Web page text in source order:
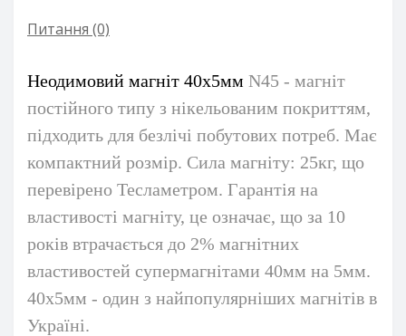
Питання (0)
Неодимовий магніт 40х5мм N45 - магніт
постійного типу з нікельованим покриттям,
підходить для безлічі побутових потреб. Має
компактний розмір. Сила магніту: 25кг, що
перевірено Тесламетром. Гарантія на
властивості магніту, це означає, що за 10
років втрачається до 2% магнітних
властивостей супермагнітами 40мм на 5мм.
40х5мм - один з найпопулярніших магнітів в
Україні.